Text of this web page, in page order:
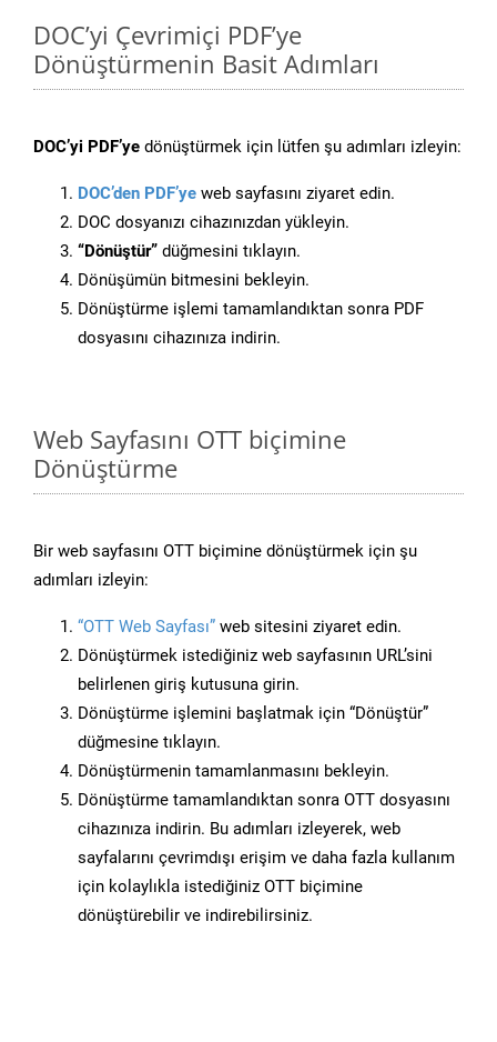
DOC’yi Çevrimiçi PDF’ye
Dönüştürmenin Basit Adımları
DOC’yi PDF’ye dönüştürmek için lütfen şu adımları izleyin:
DOC’den PDF’ye web sayfasını ziyaret edin.
DOC dosyanızı cihazınızdan yükleyin.
“Dönüştür” düğmesini tıklayın.
Dönüşümün bitmesini bekleyin.
Dönüştürme işlemi tamamlandıktan sonra PDF
dosyasını cihazınıza indirin.
Web Sayfasını OTT biçimine
Dönüştürme
Bir web sayfasını OTT biçimine dönüştürmek için şu
adımları izleyin:
“OTT Web Sayfası” web sitesini ziyaret edin.
Dönüştürmek istediğiniz web sayfasının URL’sini
belirlenen giriş kutusuna girin.
Dönüştürme işlemini başlatmak için “Dönüştür”
düğmesine tıklayın.
Dönüştürmenin tamamlanmasını bekleyin.
Dönüştürme tamamlandıktan sonra OTT dosyasını
cihazınıza indirin. Bu adımları izleyerek, web
sayfalarını çevrimdışı erişim ve daha fazla kullanım
için kolaylıkla istediğiniz OTT biçimine
dönüştürebilir ve indirebilirsiniz.